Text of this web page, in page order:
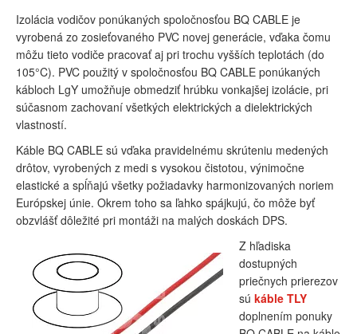
Izolácia vodičov ponúkaných spoločnosťou BQ CABLE je
vyrobená zo zosieťovaného PVC novej generácie, vďaka čomu
môžu tieto vodiče pracovať aj pri trochu vyšších teplotách (do
105°C). PVC použitý v spoločnosťou BQ CABLE ponúkaných
kábloch LgY umožňuje obmedziť hrúbku vonkajšej izolácie, pri
súčasnom zachovaní všetkých elektrických a dielektrických
vlastností.
Káble BQ CABLE sú vďaka pravidelnému skrúteniu medených
drôtov, vyrobených z medi s vysokou čistotou, výnimočne
elastické a spĺňajú všetky požiadavky harmonizovaných noriem
Európskej únie. Okrem toho sa ľahko spájkujú, čo môže byť
obzvlášť dôležité pri montáži na malých doskách DPS.
Z hľadiska
dostupných
priečnych prierezov
sú káble TLY
doplnením ponuky